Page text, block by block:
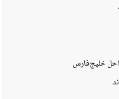
خلیج‌فارس